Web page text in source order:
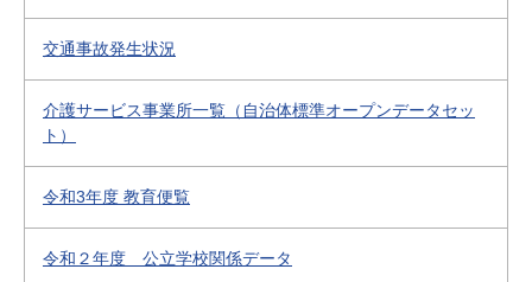
交通事故発生状況
介護サービス事業所一覧（自治体標準オープンデータセッ
ト）
令和3年度 教育便覧
令和２年度 公立学校関係データ